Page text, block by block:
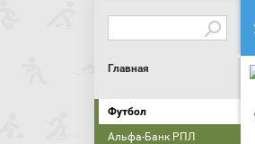
Главная
Футбол
Альфа-Банк РПЛ